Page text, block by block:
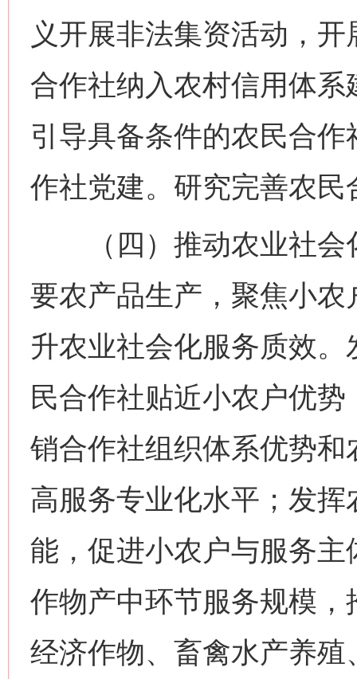
义开展非法集资活动，
合作社纳入农村信用体
引导具备条件的农民合
作社党建。研究完善农
（四）推动农业社会
要农产品生产，聚焦小
升农业社会化服务质效
民合作社贴近小农户优
销合作社组织体系优势
高服务专业化水平；发
能，促进小农户与服务
作物产中环节服务规模
经济作物、畜禽水产养